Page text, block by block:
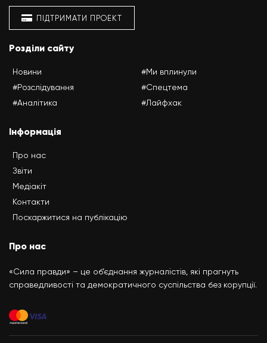
ПІДТРИМАТИ ПРОЕКТ
Розділи сайту
Новини
#Розслідування
#Аналітика
#Ми вплинули
#Спецтема
#Лайфхак
Інформація
Про нас
Звіти
Медіакіт
Контакти
Поскаржитися на публікацію
Про нас
«Сила правди» – це об’єднання журналістів, які прагнуть
справедливості та демократичного суспільства без корупції.